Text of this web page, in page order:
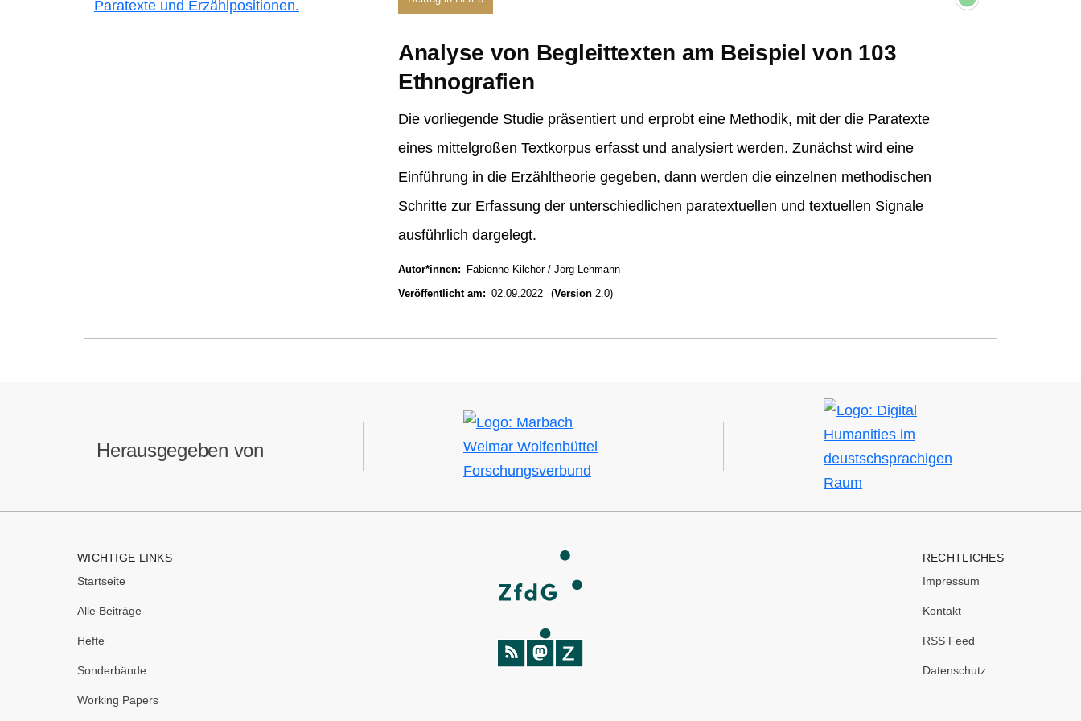
Analyse von Begleittexten am Beispiel von 103
Ethnografien
Die vorliegende Studie präsentiert und erprobt eine Methodik, mit der die Paratexte
eines mittelgroßen Textkorpus erfasst und analysiert werden. Zunächst wird eine
Einführung in die Erzähltheorie gegeben, dann werden die einzelnen methodischen
Schritte zur Erfassung der unterschiedlichen paratextuellen und textuellen Signale
ausführlich dargelegt.
Autor*innen Fabienne Kilchör
Jörg Lehmann
Veröffentlicht am
02.09.2022 (Version 2.0)
Herausgegeben von
Bild
Bild
WICHTIGE LINKS
Startseite
Alle Beiträge
Hefte
Sonderbände
Working Papers
SOCIAL
RECHTLICHES
Impressum
Kontakt
RSS Feed
Datenschutz